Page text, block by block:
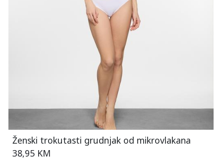
Ženski trokutasti grudnjak od mikrovlakana
38,95 KM